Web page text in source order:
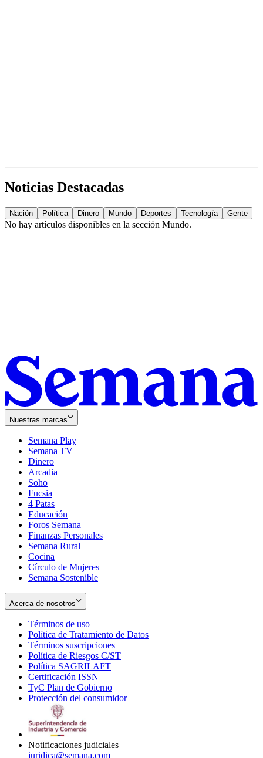
Noticias Destacadas
Nación Política Dinero Mundo Deportes Tecnología Gente
No hay artículos disponibles en la sección Mundo.
Nuestras marcas
Semana Play
Semana TV
Dinero
Arcadia
Soho
in
new
window
Fucsia
in
new
window
4 Patas
Educación
Foros Semana
Finanzas Personales
Semana Rural
Cocina
Círculo de Mujeres
Semana Sostenible
Acerca de nosotros
Términos de uso
in
new
window
Política de Tratamiento de Datos
Términos suscripciones
in
Política de Riesgos C/ST
Política SAGRILAFT
new
window
Certificación ISSN
in
new
TyC Plan de Gobierno
in
Protección del consumidorOpens
Notificaciones judiciales
juridica@semana.com